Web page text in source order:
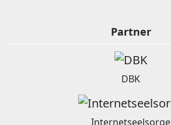
Partner
DBK
Internetseelsorge